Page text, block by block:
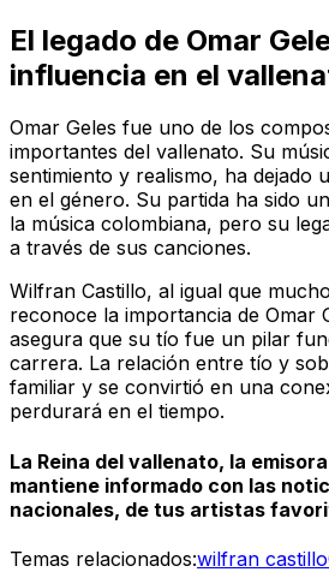
El legado de Omar
influencia en el
Omar Geles fue uno de los
importantes del vallenato. Su
sentimiento y realismo, ha dejado
en el género. Su partida ha sido
la música colombiana, pero su
a través de sus canciones.
Wilfran Castillo, al igual que
reconoce la importancia de Omar
asegura que su tío fue un pilar
carrera. La relación entre tío y
familiar y se convirtió en una
perdurará en el tiempo.
La Reina del vallenato, la
mantiene informado con las
nacionales, de tus artistas
Temas relacionados:wilfran castillo